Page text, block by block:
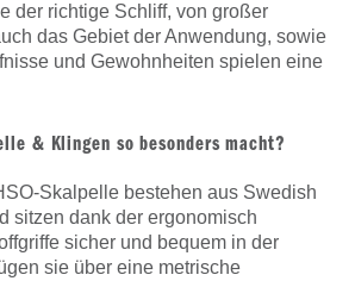
der richtige Schliff, von großer
das Gebiet der Anwendung, sowie
und Gewohnheiten spielen eine
& Klingen so besonders macht?
Skalpelle bestehen aus Swedish
sitzen dank der ergonomisch
sicher und bequem in der
sie über eine metrische